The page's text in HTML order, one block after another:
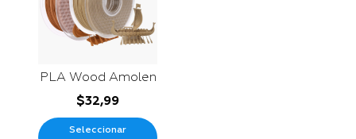
PLA Wood Amolen
$32,99
Seleccionar